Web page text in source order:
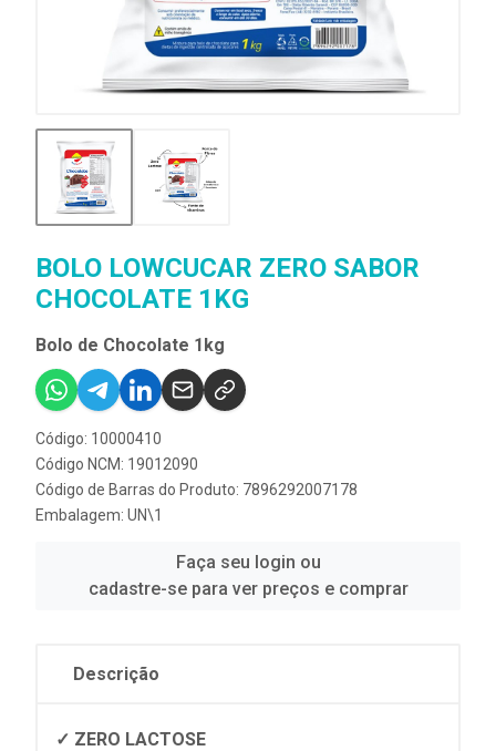
BOLO LOWCUCAR ZERO SABOR
CHOCOLATE 1KG
Bolo de Chocolate 1kg
Código: 10000410
Código NCM: 19012090
Código de Barras do Produto: 7896292007178
Embalagem: UN\1
Faça seu login ou
cadastre-se para ver preços e comprar
Descrição
✓ ZERO LACTOSE